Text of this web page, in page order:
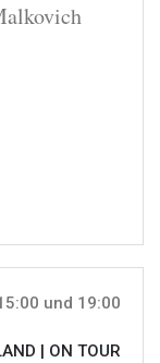
und 19:00
| ON TOUR